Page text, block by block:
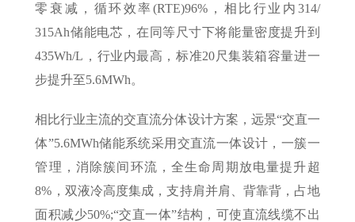
零衰减，循环效率(RTE)96%，相比行业内314/
315Ah储能电芯，在同等尺寸下将能量密度提升到
435Wh/L，行业内最高，标准20尺集装箱容量进一
步提升至5.6MWh。
相比行业主流的交直流分体设计方案，远景“交直一
体”5.6MWh储能系统采用交直流一体设计，一簇一
管理，消除簇间环流，全生命周期放电量提升超
8%，双液冷高度集成，支持肩并肩、背靠背，占地
面积减少50%;“交直一体”结构，可使直流线缆不出